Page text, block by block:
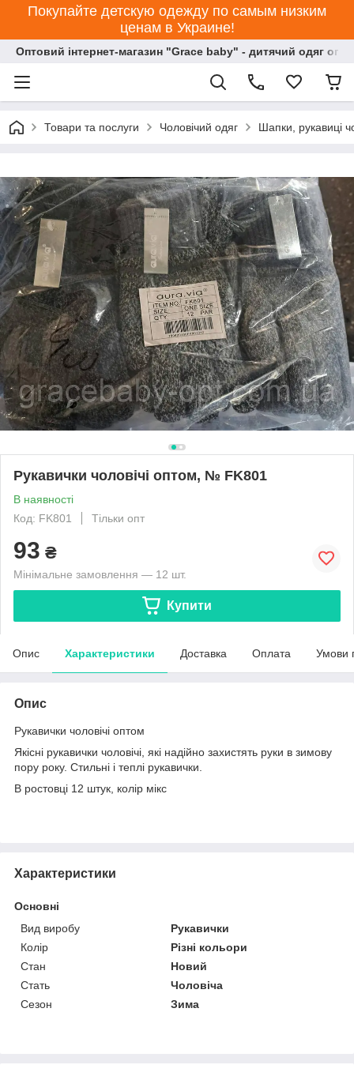
Покупайте детскую одежду по самым низким
ценам в Украине!
Оптовий інтернет-магазин "Grace baby" - дитячий одяг
Товари та послуги Чоловічий одяг Шапки, рукавиці
Рукавички чоловічі оптом, № FK801
В наявності
Код: FK801
Тільки опт
93 ₴
Мінімальне замовлення — 12 шт.
Купити
Опис Характеристики Доставка Оплата Умови
Опис
Рукавички чоловічі оптом
Якісні рукавички чоловічі, які надійно захистять руки в зимову
пору року. Стильні і теплі рукавички.
В ростовці 12 штук, колір мікс
Характеристики
Основні
Вид виробу
Рукавички
Колір
Різні кольори
Стан
Новий
Стать
Чоловіча
Сезон
Зима